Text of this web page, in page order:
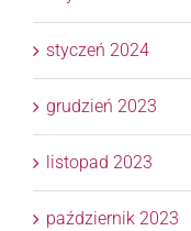
styczeń 2024
grudzień 2023
listopad 2023
październik 2023